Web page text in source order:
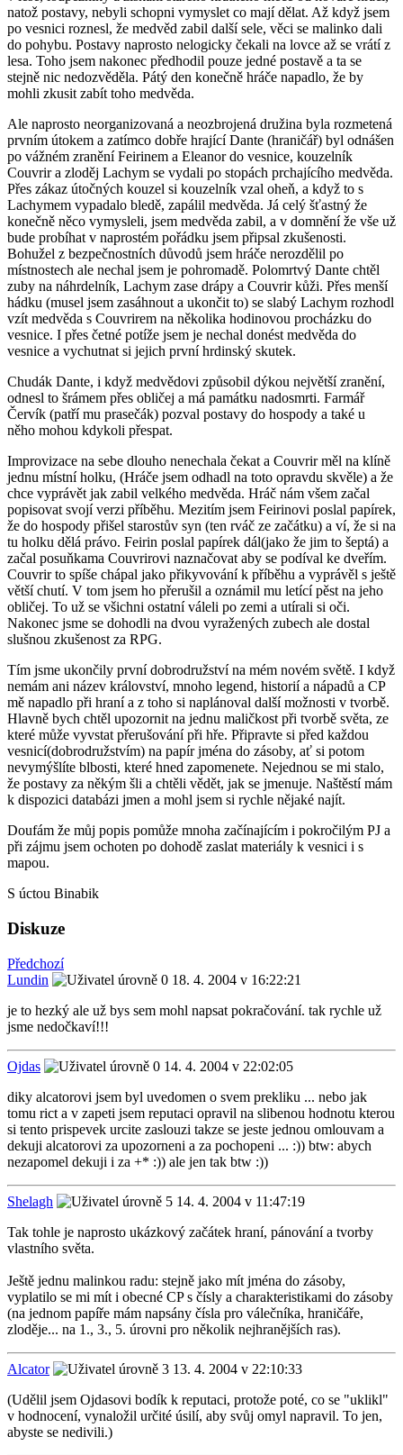
natož postavy, nebyli schopni vymyslet co mají dělat. Až když jsem
po vesnici roznesl, že medvěd zabil další sele, věci se malinko dali
do pohybu. Postavy naprosto nelogicky čekali na lovce až se vrátí z
lesa. Toho jsem nakonec předhodil pouze jedné postavě a ta se
stejně nic nedozvěděla. Pátý den konečně hráče napadlo, že by
mohli zkusit zabít toho medvěda.
Ale naprosto neorganizovaná a neozbrojená družina byla rozmetená
prvním útokem a zatímco dobře hrající Dante (hraničář) byl odnášen
po vážném zranění Feirinem a Eleanor do vesnice, kouzelník
Couvrir a zloděj Lachym se vydali po stopách prchajícího medvěda.
Přes zákaz útočných kouzel si kouzelník vzal oheň, a když to s
Lachymem vypadalo bledě, zapálil medvěda. Já celý šťastný že
konečně něco vymysleli, jsem medvěda zabil, a v domnění že vše už
bude probíhat v naprostém pořádku jsem připsal zkušenosti.
Bohužel z bezpečnostních důvodů jsem hráče nerozdělil po
místnostech ale nechal jsem je pohromadě. Polomrtvý Dante chtěl
zuby na náhrdelník, Lachym zase drápy a Couvrir kůži. Přes menší
hádku (musel jsem zasáhnout a ukončit to) se slabý Lachym rozhodl
vzít medvěda s Couvrirem na několika hodinovou procházku do
vesnice. I přes četné potíže jsem je nechal donést medvěda do
vesnice a vychutnat si jejich první hrdinský skutek.
Chudák Dante, i když medvědovi způsobil dýkou největší zranění,
odnesl to šrámem přes obličej a má památku nadosmrti. Farmář
Červík (patří mu prasečák) pozval postavy do hospody a také u
něho mohou kdykoli přespat.
Improvizace na sebe dlouho nenechala čekat a Couvrir měl na klíně
jednu místní holku, (Hráče jsem odhadl na toto opravdu skvěle) a že
chce vyprávět jak zabil velkého medvěda. Hráč nám všem začal
popisovat svojí verzi příběhu. Mezitím jsem Feirinovi poslal papírek,
že do hospody přišel starostův syn (ten rváč ze začátku) a ví, že si na
tu holku dělá právo. Feirin poslal papírek dál(jako že jim to šeptá) a
začal posuňkama Couvrirovi naznačovat aby se podíval ke dveřím.
Couvrir to spíše chápal jako přikyvování k příběhu a vyprávěl s ještě
větší chutí. V tom jsem ho přerušil a oznámil mu letící pěst na jeho
obličej. To už se všichni ostatní váleli po zemi a utírali si oči.
Nakonec jsme se dohodli na dvou vyražených zubech ale dostal
slušnou zkušenost za RPG.
Tím jsme ukončily první dobrodružství na mém novém světě. I když
nemám ani název království, mnoho legend, historií a nápadů a CP
mě napadlo při hraní a z toho si naplánoval další možnosti v tvorbě.
Hlavně bych chtěl upozornit na jednu maličkost při tvorbě světa, ze
které může vyvstat přerušování při hře. Připravte si před každou
vesnicí(dobrodružstvím) na papír jména do zásoby, ať si potom
nevymýšlíte blbosti, které hned zapomenete. Nejednou se mi stalo,
že postavy za někým šli a chtěli vědět, jak se jmenuje. Naštěstí mám
k dispozici databázi jmen a mohl jsem si rychle nějaké najít.
Doufám že můj popis pomůže mnoha začínajícím i pokročilým PJ a
při zájmu jsem ochoten po dohodě zaslat materiály k vesnici i s
mapou.
S úctou Binabik
Diskuze
Předchozí
Lundin
18. 4. 2004 v 16:22:21
je to hezký ale už bys sem mohl napsat pokračování. tak rychle už
jsme nedočkaví!!!
Ojdas
14. 4. 2004 v 22:02:05
diky alcatorovi jsem byl uvedomen o svem prekliku ... nebo jak
tomu rict a v zapeti jsem reputaci opravil na slibenou hodnotu kterou
si tento prispevek urcite zaslouzi takze se jeste jednou omlouvam a
dekuji alcatorovi za upozorneni a za pochopeni ... :)) btw: abych
nezapomel dekuji i za +* :)) ale jen tak btw :))
Shelagh
14. 4. 2004 v 11:47:19
Tak tohle je naprosto ukázkový začátek hraní, pánování a tvorby
vlastního světa.
Ještě jednu malinkou radu: stejně jako mít jména do zásoby,
vyplatilo se mi mít i obecné CP s čísly a charakteristikami do zásoby
(na jednom papíře mám napsány čísla pro válečníka, hraničáře,
zloděje... na 1., 3., 5. úrovni pro několik nejhranějších ras).
Alcator
13. 4. 2004 v 22:10:33
(Udělil jsem Ojdasovi bodík k reputaci, protože poté, co se "uklikl"
v hodnocení, vynaložil určité úsilí, aby svůj omyl napravil. To jen,
abyste se nedivili.)